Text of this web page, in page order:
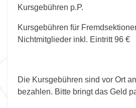
Kursgebühren p.P.
Kursgebühren für
Nichtmitglieder inkl. Eintritt 96 €
Die Kursgebühren sind vor Ort
bezahlen. Bitte bringt das Geld